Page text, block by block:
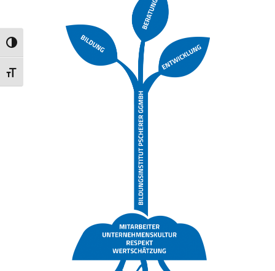
Umschalten auf hohe Kontraste
Schrift vergrößern